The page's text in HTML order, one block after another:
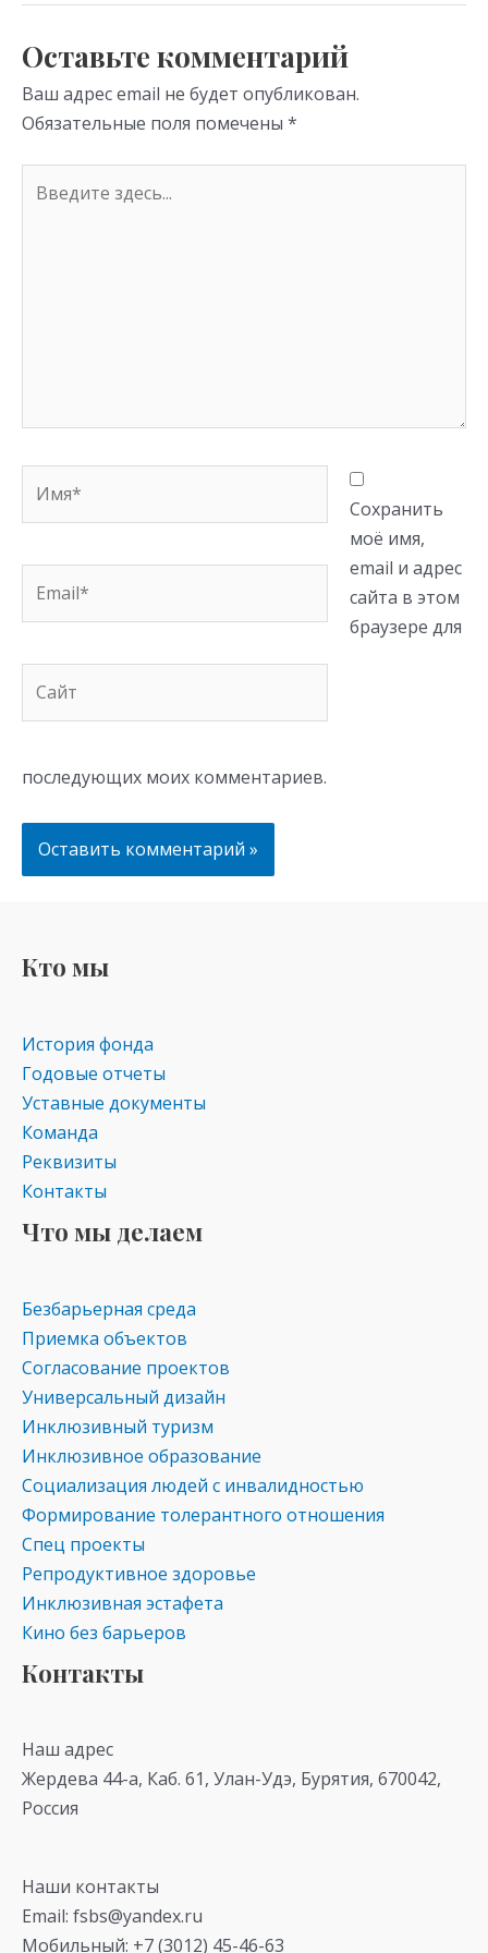
ni
ki
Оставьте комментарий
Ваш адрес email не будет опубликован.
Обязательные поля помечены *
здесь...
Сохранить
моё имя,
email и адрес
сайта в этом
браузере для
последующих моих комментариев.
Кто мы
История фонда
Годовые отчеты
Уставные документы
Команда
Реквизиты
Контакты
Что мы делаем
Безбарьерная среда
Приемка объектов
Согласование проектов
Универсальный дизайн
Инклюзивный туризм
Инклюзивное образование
Социализация людей с инвалидностью
Формирование толерантного отношения
Спец проекты
Репродуктивное здоровье
Инклюзивная эстафета
Кино без барьеров
Контакты
Наш адрес
Жердева 44-а, Каб. 61, Улан-Удэ, Бурятия, 670042,
Россия
Наши контакты
Email: fsbs@yandex.ru
Мобильный: +7 (3012) 45-46-63